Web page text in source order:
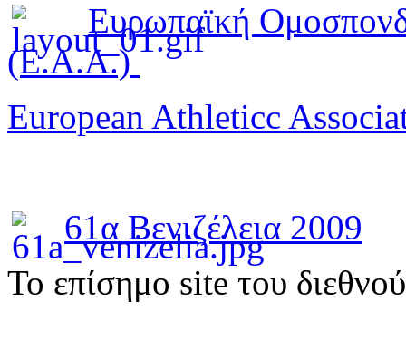
Ευρωπαϊκή
(E.A.A.)
European Athleticc
61α Βενιζέλεια 2009
To επίσημο site του